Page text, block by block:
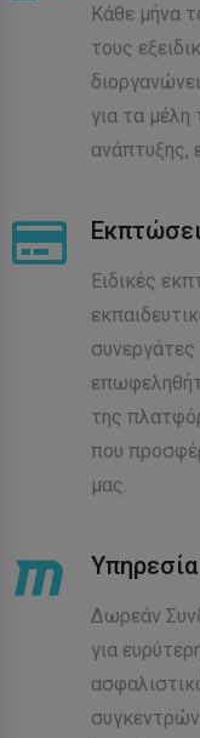
Κάθε μήνα
τους
για τα
ανάπτυξης,
Ειδικές
της
που
μας.
Δωρεάν
για